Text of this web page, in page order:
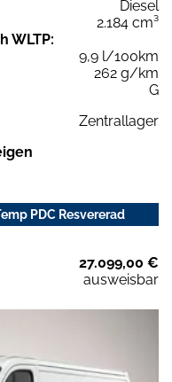
Diesel
2.184 cm³
WLTP:
9,9 l/100km
262 g/km
G
Zentrallager
PDC Resvererad
27.099,00 €
ausweisbar